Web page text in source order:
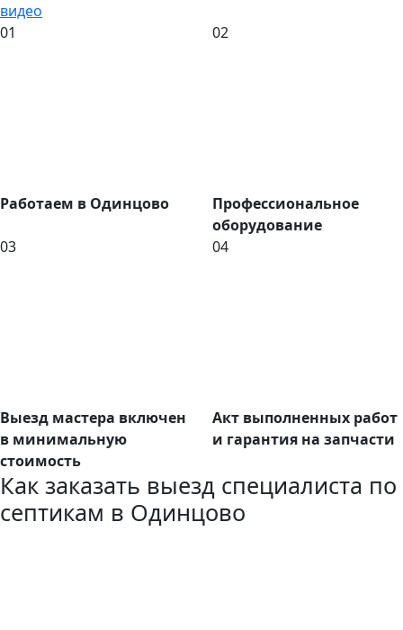
видео
01
Работаем в Одинцово
02
Профессиональное
оборудование
03
Выезд мастера включен
в минимальную
стоимость
04
Акт выполненных работ
и гарантия на запчасти
Как заказать выезд специалиста по
септикам в Одинцово